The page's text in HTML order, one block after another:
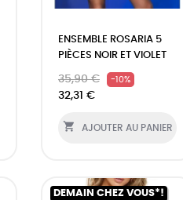
ENSEMBLE ROSARIA 5
PIÈCES NOIR ET VIOLET
35,90 € -10%
32,31 €
 AJOUTER AU PANIER
DEMAIN CHEZ VOUS*!